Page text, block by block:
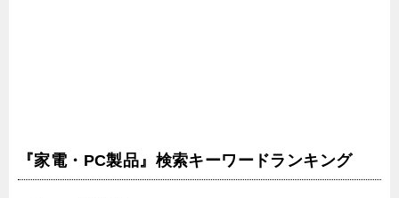
『家電・PC製品』検索キーワードランキング